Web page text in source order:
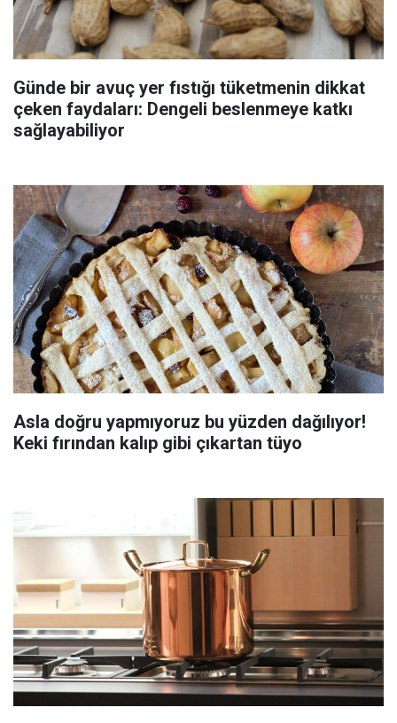
Günde bir avuç yer fıstığı tüketmenin dikkat
çeken faydaları: Dengeli beslenmeye katkı
sağlayabiliyor
Asla doğru yapmıyoruz bu yüzden dağılıyor!
Keki fırından kalıp gibi çıkartan tüyo